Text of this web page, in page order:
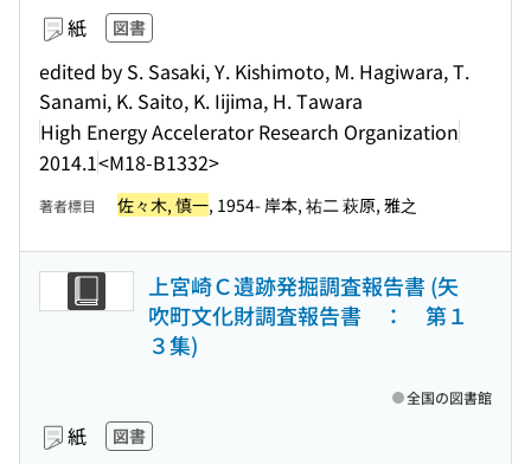
紙 図書
edited by S. Sasaki, Y. Kishimoto, M. Hagiwara, T.
Sanami, K. Saito, K. Iijima, H. Tawara
High Energy Accelerator Research Organization
2014.1<M18-B1332>
著者標目 佐々木, 慎一, 1954- 岸本, 祐二 萩原, 雅之
上宮崎Ｃ遺跡発掘調査報告書 (矢
吹町文化財調査報告書 ： 第１
３集)
紙 図書
全国の図書館